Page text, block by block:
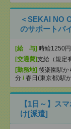
＜SEKAI NO
のサポートバ
[給 与] 時給1250
[交通費]支給（規定
[勤務地] 後楽園駅か
分 / 春日(東京都)駅
【1日～】ス
け[派遣]